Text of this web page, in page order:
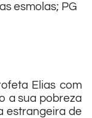
esmolas; PG
Elias com
a sua pobreza
estrangeira de